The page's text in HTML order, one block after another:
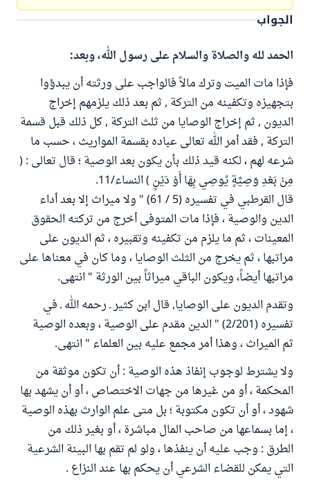
الجواب
الحمد لله والصلاة والسلام على رسول الله، وبعد:
فإذا مات الميت وترك مالاً فالواجب على ورثته أن يبدؤوا
بتجهيزه وتكفينه من التركة , ثم بعد ذلك يلزمهم إخراج
الديون , ثم إخراج الوصايا من ثلث التركة , كل ذلك قبل قسمة
التركة , فقد أمر الله تعالى عباده بقسمة المواريث ، حسب ما
شرعه لهم ، لكنه قيد ذلك بأن يكون بعد الوصية ؛ قال تعالى : (
مِنْ بَعْدِ وَصِيَّةٍ يُوصِي بِهَا أَوْ دَيْنٍ ) النساء/11.
قال القرطبي في تفسيره (5 / 61) " ولا ميراث إلا بعد أداء
الدين والوصية ، فإذا مات المتوفى أخرج من تركته الحقوق
المعينات ، ثم ما يلزم من تكفينه وتقبيره ، ثم الديون على
مراتبها ، ثم يخرج من الثلث الوصايا ، وما كان في معناها على
مراتبها أيضاً، ويكون الباقي ميراثاً بين الورثة " انتهى.
وتقدم الديون على الوصايا, قال ابن كثير ـ رحمه الله ـ في
تفسيره (2/201) " الدين مقدم على الوصية ، وبعده الوصية
ثم الميراث ، وهذا أمر مجمع عليه بين العلماء " انتهى.
ولا يشترط لوجوب إنفاذ هذه الوصية : أن تكون موثقة من
المحكمة ، أو من غيرها من جهات الاختصاص ، أو أن يشهد بها
شهود ، أو أن تكون مكتوبة ؛ بل متى علم الوارث بهذه الوصية
، إما بسماعها من صاحب المال مباشرة ، أو بغير ذلك من
الطرق : وجب عليه أن ينفذها ، ولو لم تقم بها البينة الشرعية
التي يمكن للقضاء الشرعي أن يحكم بها عند النزاع .